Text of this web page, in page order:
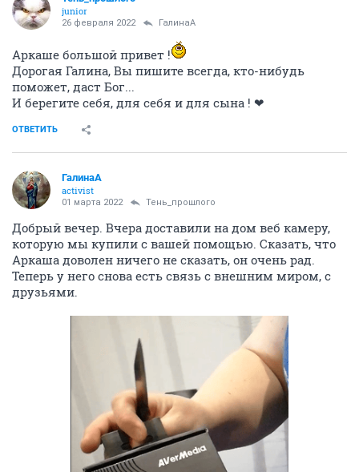
junior
26 февраля 2022 ГалинаА
Аркаше большой привет !
Дорогая Галина, Вы пишите всегда, кто-нибудь
поможет, даст Бог...
И берегите себя, для себя и для сына ! ❤
ОТВЕТИТЬ
ГалинаА
activist
01 марта 2022 Тень_прошлого
Добрый вечер. Вчера доставили на дом веб камеру,
которую мы купили с вашей помощью. Сказать, что
Аркаша доволен ничего не сказать, он очень рад.
Теперь у него снова есть связь с внешним миром, с
друзьями.